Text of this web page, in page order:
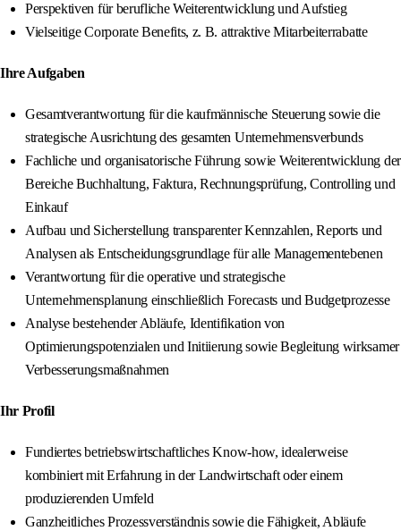
Perspektiven für berufliche Weiterentwicklung und Aufstieg
Vielseitige Corporate Benefits, z. B. attraktive Mitarbeiterrabatte
Ihre Aufgaben
Gesamtverantwortung für die kaufmännische Steuerung sowie die
strategische Ausrichtung des gesamten Unternehmensverbunds
Fachliche und organisatorische Führung sowie Weiterentwicklung der
Bereiche Buchhaltung, Faktura, Rechnungsprüfung, Controlling und
Einkauf
Aufbau und Sicherstellung transparenter Kennzahlen, Reports und
Analysen als Entscheidungsgrundlage für alle Managementebenen
Verantwortung für die operative und strategische
Unternehmensplanung einschließlich Forecasts und Budgetprozesse
Analyse bestehender Abläufe, Identifikation von
Optimierungspotenzialen und Initiierung sowie Begleitung wirksamer
Verbesserungsmaßnahmen
Ihr Profil
Fundiertes betriebswirtschaftliches Know‑how, idealerweise
kombiniert mit Erfahrung in der Landwirtschaft oder einem
produzierenden Umfeld
Ganzheitliches Prozessverständnis sowie die Fähigkeit, Abläufe